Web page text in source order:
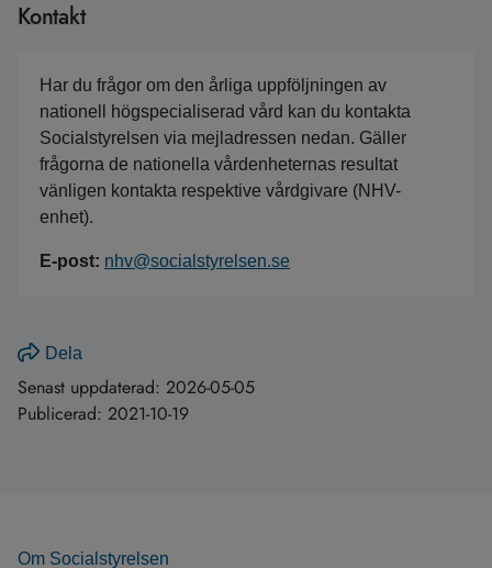
Kontakt
Har du frågor om den årliga uppföljningen av
nationell högspecialiserad vård kan du kontakta
Socialstyrelsen via mejladressen nedan. Gäller
frågorna de nationella vårdenheternas resultat
vänligen kontakta respektive vårdgivare (NHV-
enhet).
E-post: nhv@socialstyrelsen.se
Dela
Senast uppdaterad: 2026-05-05
Publicerad: 2021-10-19
Om Socialstyrelsen